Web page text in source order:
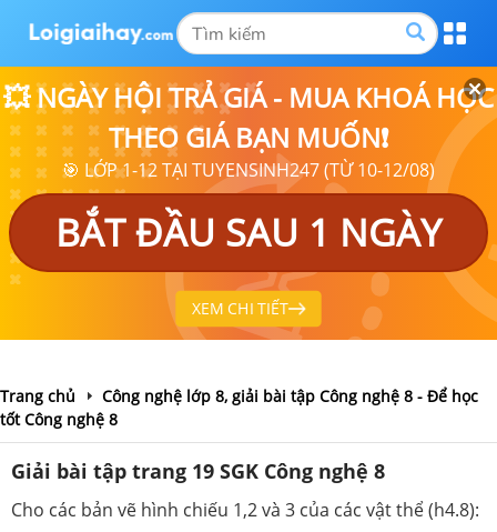
💥 NGÀY HỘI TRẢ GIÁ - MUA KHOÁ HỌC
THEO GIÁ BẠN MUỐN❗
🎯 LỚP 1-12 TẠI TUYENSINH247 (TỪ 10-12/08)
BẮT ĐẦU SAU 1 NGÀY
XEM CHI TIẾT
Trang chủ
Công nghệ lớp 8, giải bài tập Công nghệ 8 - Để học
tốt Công nghệ 8
Giải bài tập trang 19 SGK Công nghệ 8
Cho các bản vẽ hình chiếu 1,2 và 3 của các vật thể (h4.8):